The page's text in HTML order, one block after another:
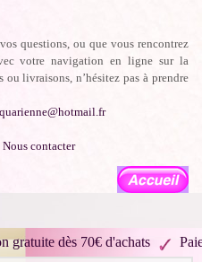
questions, ou que vous rencontrez
votre navigation en ligne sur la
livraisons, n’hésitez pas à prendre
Nous contacter
gratuite dès 70€ d'achats